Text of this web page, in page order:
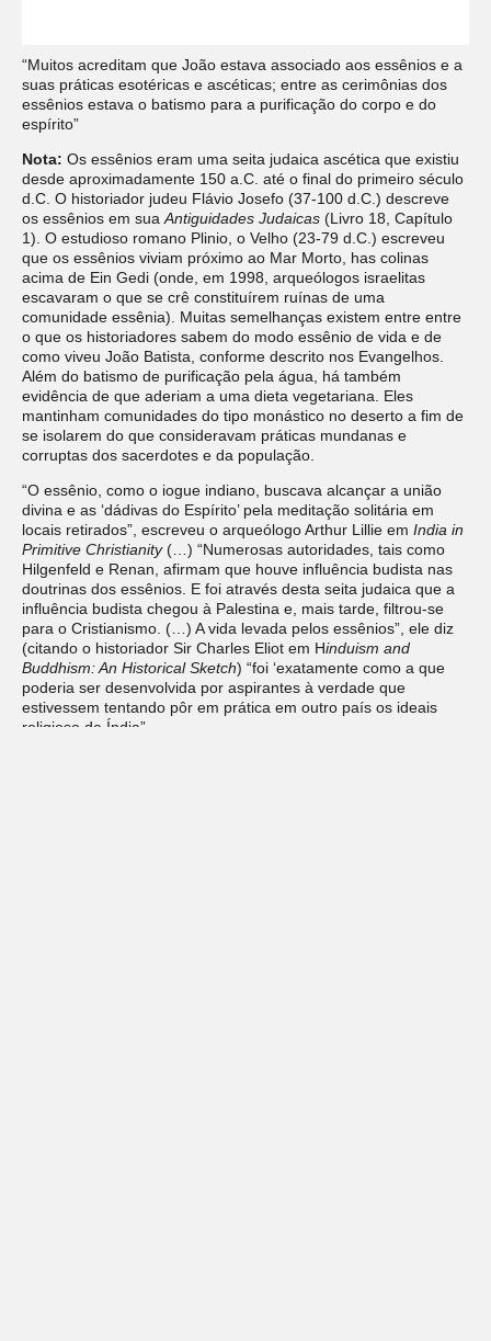
“Muitos acreditam que João estava associado aos essênios e a
suas práticas esotéricas e ascéticas; entre as cerimônias dos
essênios estava o batismo para a purificação do corpo e do
espírito”
Nota: Os essênios eram uma seita judaica ascética que existiu
desde aproximadamente 150 a.C. até o final do primeiro século
d.C. O historiador judeu Flávio Josefo (37-100 d.C.) descreve
os essênios em sua Antiguidades Judaicas (Livro 18, Capítulo
1). O estudioso romano Plinio, o Velho (23-79 d.C.) escreveu
que os essênios viviam próximo ao Mar Morto, has colinas
acima de Ein Gedi (onde, em 1998, arqueólogos israelitas
escavaram o que se crê constituírem ruínas de uma
comunidade essênia). Muitas semelhanças existem entre entre
o que os historiadores sabem do modo essênio de vida e de
como viveu João Batista, conforme descrito nos Evangelhos.
Além do batismo de purificação pela água, há também
evidência de que aderiam a uma dieta vegetariana. Eles
mantinham comunidades do tipo monástico no deserto a fim de
se isolarem do que consideravam práticas mundanas e
corruptas dos sacerdotes e da população.
“O essênio, como o iogue indiano, buscava alcançar a união
divina e as ‘dádivas do Espírito’ pela meditação solitária em
locais retirados”, escreveu o arqueólogo Arthur Lillie em India in
Primitive Christianity (…) “Numerosas autoridades, tais como
Hilgenfeld e Renan, afirmam que houve influência budista nas
doutrinas dos essênios. E foi através desta seita judaica que a
influência budista chegou à Palestina e, mais tarde, filtrou-se
para o Cristianismo. (…) A vida levada pelos essênios”, ele diz
(citando o historiador Sir Charles Eliot em Hinduism and
Buddhism: An Historical Sketch) “foi ‘exatamente como a que
poderia ser desenvolvida por aspirantes à verdade que
estivessem tentando pôr em prática em outro país os ideais
religioso da Índia”.